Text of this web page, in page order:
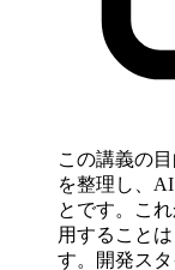
この講義の
を整理し、
とです。こ
用すること
す。開発ス